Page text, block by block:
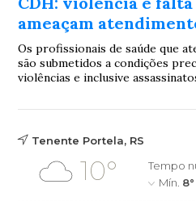
ameaçam
Os profissionais de saúde que
são submetidos a condições
violências e inclusive
Tenente Portela, RS
10°
Tempo
Mín. 8°